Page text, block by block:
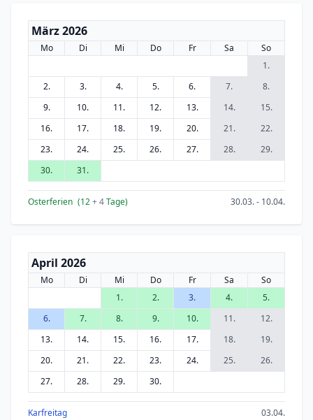
März 2026
Mo Di Mi Do Fr Sa
So
1.
2.
3. 4. 5. 6. 7.
8.
9.
10. 11. 12. 13. 14.
15.
16.
17. 18. 19. 20. 21.
22.
23.
24. 25. 26. 27. 28.
29.
30.
31.
Osterferien (12+ 4Tage) 30.03. - 10.04.
April 2026
Mo Di Mi Do Fr Sa
So
1.
2. 3. 4.
5.
6.
7. 8. 9. 10. 11.
12.
13.
14. 15. 16. 17. 18.
19.
20.
21. 22. 23. 24. 25.
26.
27.
28. 29. 30.
Karfreitag
03.04.